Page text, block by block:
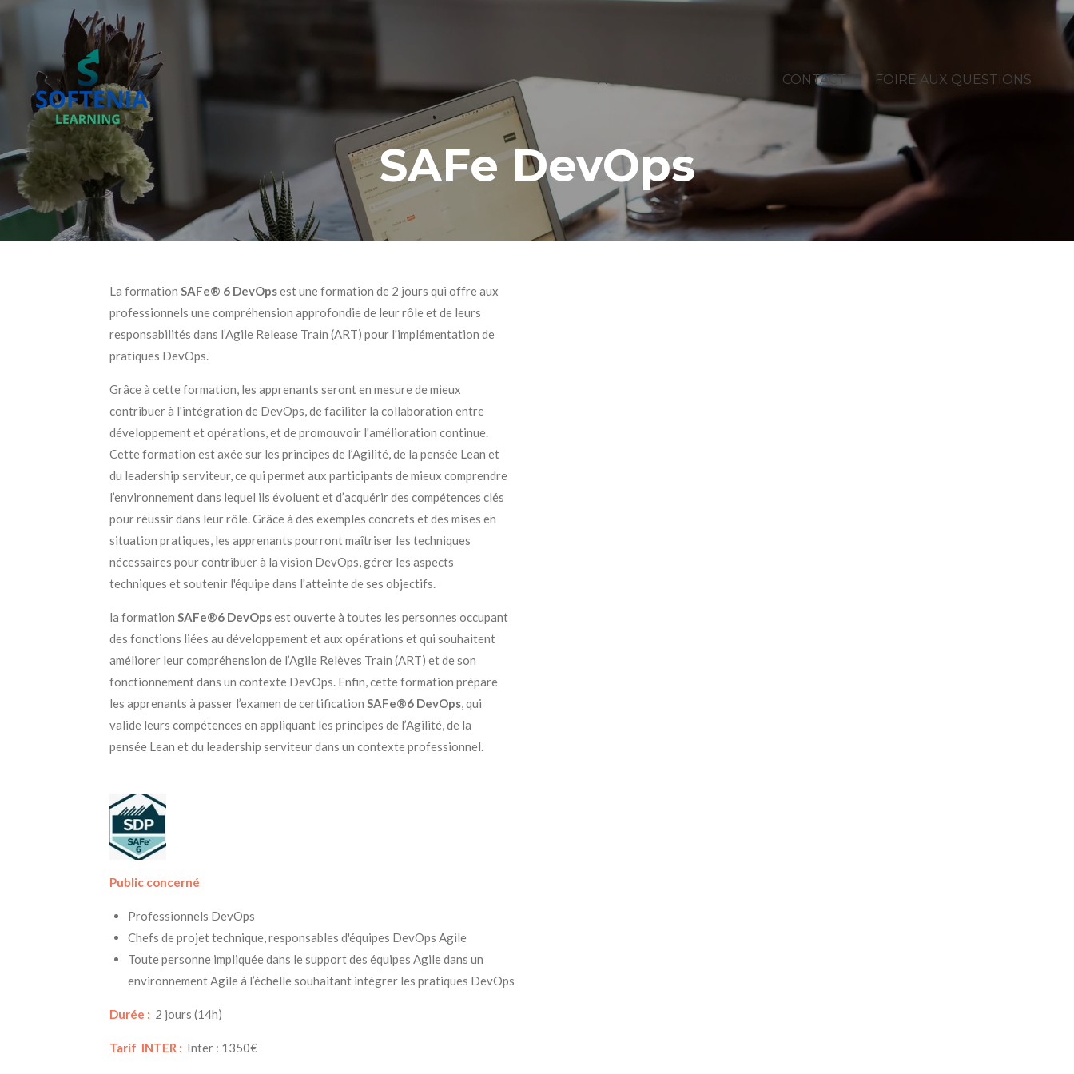
contenu
principal
ACCUEIL CONTACT FOIRE AUX QUESTIONS
SAFe DevOps
La formation SAFe® 6 DevOpsest une formation de 2 jours qui offre aux
professionnels une compréhension approfondie de leur rôle et de leurs
responsabilités dans l’Agile Release Train (ART) pour l'implémentation de
pratiques DevOps.
Grâce à cette formation, les apprenants seront en mesure de mieux
contribuer à l'intégration de DevOps, de faciliter la collaboration entre
développement et opérations, et de promouvoir l'amélioration continue.
Cette formation est axée sur les principes de l’Agilité, de la pensée Lean et
du leadership serviteur, ce qui permet aux participants de mieux comprendre
l’environnement dans lequel ils évoluent et d’acquérir des compétences clés
pour réussir dans leur rôle. Grâce à des exemples concrets et des mises en
situation pratiques, les apprenants pourront maîtriser les techniques
nécessaires pour contribuer à la vision DevOps, gérer les aspects
techniques et soutenir l'équipe dans l'atteinte de ses objectifs.
la formation SAFe®6 DevOpsest ouverte à toutes les personnes occupant
des fonctions liées au développement et aux opérations et qui souhaitent
améliorer leur compréhension de l’Agile Relèves Train (ART) et de son
fonctionnement dans un contexte DevOps. Enfin, cette formation prépare
les apprenants à passer l’examen de certification SAFe®6 DevOps, qui
valide leurs compétences en appliquant les principes de l’Agilité, de la
pensée Lean et du leadership serviteur dans un contexte professionnel.
Public concerné
Professionnels DevOps
Chefs de projet technique, responsables d'équipes DevOps Agile
Toute personne impliquée dans le support des équipes Agile dans un
environnement Agile à l’échelle souhaitant intégrer les pratiques DevOps
Durée : 2 jours (14h)
Tarif INTER : Inter : 1350€